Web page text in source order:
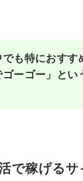
でも特におすす
ゴーゴー」とい
で稼げるサ